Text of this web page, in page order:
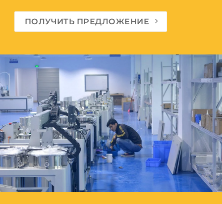
ПОЛУЧИТЬ ПРЕДЛОЖЕНИЕ